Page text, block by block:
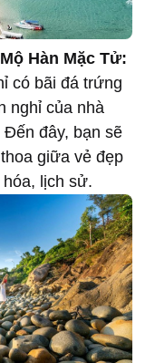
Hàn Mặc Tử:
có bãi đá trứng
nghỉ của nhà
đây, bạn sẽ
giữa vẻ đẹp
lịch sử.